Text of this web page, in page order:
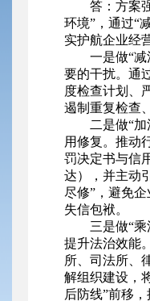
答：方案
环境”，通过“
实护航企业经
一是做“
要的干扰。通
度检查计划、
遏制重复检查
二是做“
用修复。推动
罚决定书与信
达），并主动
尽修”，避免
失信包袱。
三是做“
提升法治效能
所、司法所、
解组织建设，
后防线”前移